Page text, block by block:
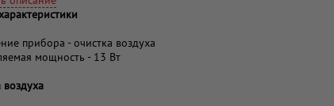
прибора - очистка воздуха
мощность - 13 Вт
воздуха